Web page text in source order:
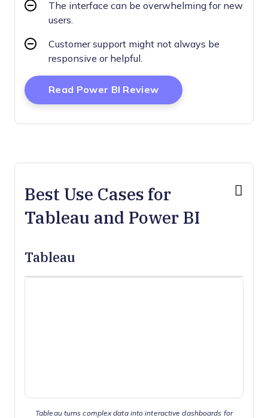
The interface can be overwhelming for new
users.
Customer support might not always be
responsive or helpful.
Read Power BI ReviewOpens New Window
Best Use Cases for
Tableau and Power BI
Tableau
Tableau turns complex data into interactive dashboards for